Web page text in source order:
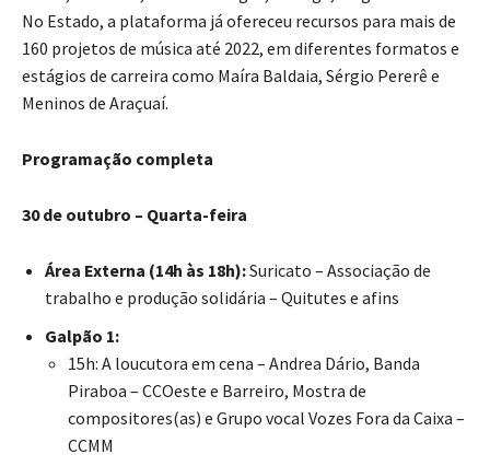
No Estado, a plataforma já ofereceu recursos para mais de
160 projetos de música até 2022, em diferentes formatos e
estágios de carreira como Maíra Baldaia, Sérgio Pererê e
Meninos de Araçuaí.
Programação completa
30 de outubro – Quarta-feira
Área Externa (14h às 18h):Suricato – Associação de
trabalho e produção solidária – Quitutes e afins
Galpão 1:
15h: A loucutora em cena – Andrea Dário, Banda
Piraboa – CCOeste e Barreiro, Mostra de
compositores(as) e Grupo vocal Vozes Fora da Caixa –
CCMM